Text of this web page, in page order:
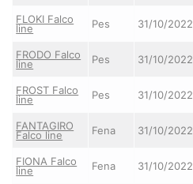
FLOKI Falco
line Pes 31/10/2022
FRODO Falco
line Pes 31/10/2022
FROST Falco
line Pes 31/10/2022
FANTAGIRO
Falco line Fena 31/10/2022
FIONA Falco
line Fena 31/10/2022